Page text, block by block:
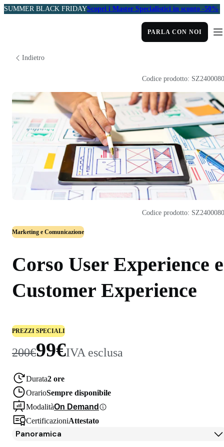
SUMMER BLACK FRIDAYScopri i Master Specialistici in sconto -50%
PARLA CON NOI
Indietro
Marketing e Comunicazione
Corso User Experience e
Customer Experience
PREZZI SPECIALI
200€99€IVA esclusa
Durata2 ore
OrarioSempre disponibile
ModalitàOn Demand
CertificazioniAttestato
Codice prodotto:
Codice prodotto:
Panoramica